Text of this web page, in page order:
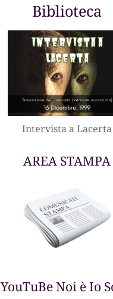
Biblioteca
Intervista a Lacerta
AREA STAMPA
YouTuBe Noi è Io